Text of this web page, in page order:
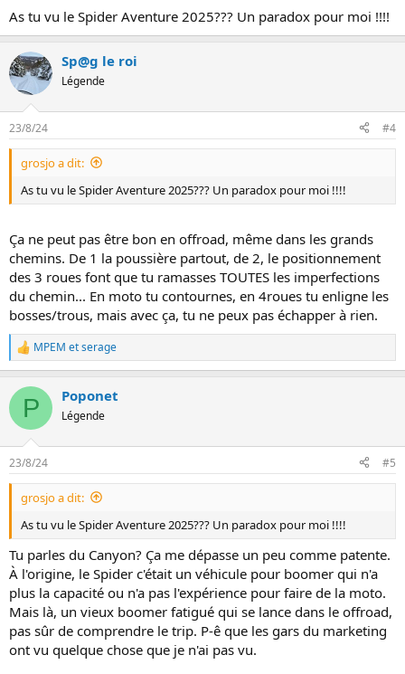
As tu vu le Spider Aventure 2025??? Un paradox pour moi !!!!
Sp@g le roi
Légende
23/8/24 #4
grosjo a dit:
As tu vu le Spider Aventure 2025??? Un paradox pour moi !!!!
Ça ne peut pas être bon en offroad, même dans les grands
chemins. De 1 la poussière partout, de 2, le positionnement
des 3 roues font que tu ramasses TOUTES les imperfections
du chemin... En moto tu contournes, en 4roues tu enligne les
bosses/trous, mais avec ça, tu ne peux pas échapper à rien.
L
e
r
a
i
o
n
MPEM etserage
P Poponet
Légende
23/8/24 #5
grosjo a dit:
As tu vu le Spider Aventure 2025??? Un paradox pour moi !!!!
Tu parles du Canyon? Ça me dépasse un peu comme patente.
À l'origine, le Spider c'était un véhicule pour boomer qui n'a
plus la capacité ou n'a pas l'expérience pour faire de la moto.
Mais là, un vieux boomer fatigué qui se lance dans le offroad,
pas sûr de comprendre le trip. P-ê que les gars du marketing
ont vu quelque chose que je n'ai pas vu.